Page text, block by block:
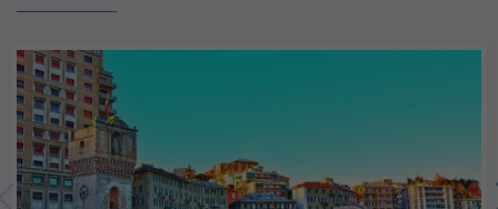
Γιβραλτάρ, Γιβραλτάρ